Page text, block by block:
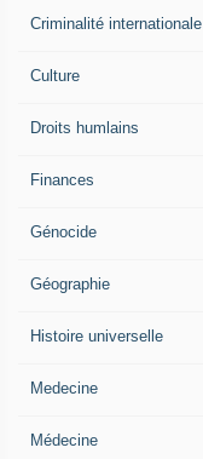
Criminalité internationale
Culture
Droits humlains
Finances
Génocide
Géographie
Histoire universelle
Medecine
Médecine